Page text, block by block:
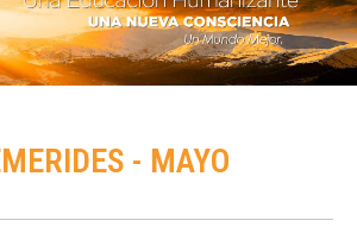
- MAYO